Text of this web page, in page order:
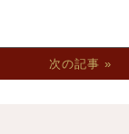
次の記事 »